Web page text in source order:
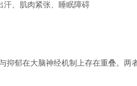
汗、肌肉紧张、睡眠障碍
抑郁在大脑神经机制上存在重叠。